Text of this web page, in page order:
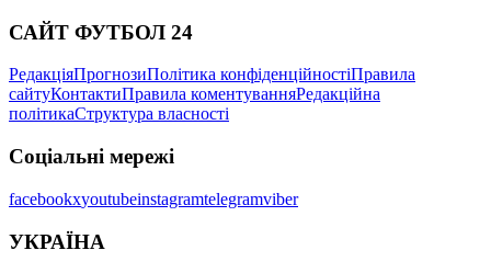
САЙТ ФУТБОЛ 24
РедакціяПрогнозиПолітика конфіденційностіПравила
сайтуКонтактиПравила коментуванняРедакційна
політикаСтруктура власності
Соціальні мережі
facebookxyoutubeinstagramtelegramviber
УКРАЇНА